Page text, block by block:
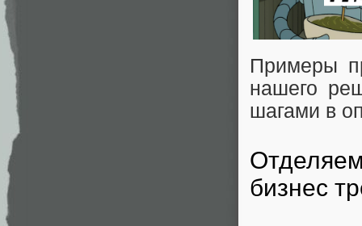
Примеры
нашего
шагами в
бизнес